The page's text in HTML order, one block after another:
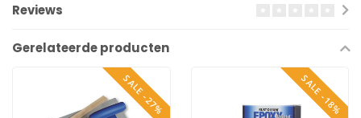
Reviews
Gerelateerde producten
SALE -27% SALE -18%